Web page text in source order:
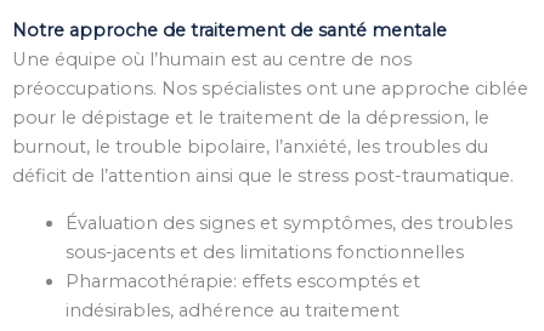
Notre approche de traitement de santé mentale
Une équipe où l’humain est au centre de nos
préoccupations. Nos spécialistes ont une approche ciblée
pour le dépistage et le traitement de la dépression, le
burnout, le trouble bipolaire, l’anxiété, les troubles du
déficit de l’attention ainsi que le stress post-traumatique.
Évaluation des signes et symptômes, des troubles
sous-jacents et des limitations fonctionnelles
Pharmacothérapie: effets escomptés et
indésirables, adhérence au traitement